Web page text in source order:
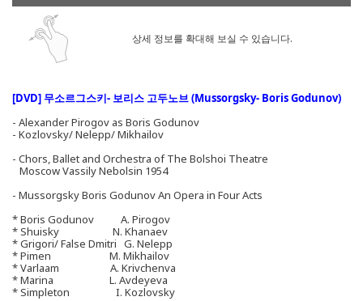
상세 정보를 확대해 보실 수 있습니다.
[DVD] 무소르그스키- 보리스 고두노브 (Mussorgsky- Boris Godunov)
- Alexander Pirogov as Boris Godunov
- Kozlovsky/ Nelepp/ Mikhailov
- Chors, Ballet and Orchestra of The Bolshoi Theatre
Moscow Vassily Nebolsin 1954
- Mussorgsky Boris Godunov An Opera in Four Acts
* Boris Godunov A. Pirogov
* Shuisky N. Khanaev
* Grigori/ False Dmitri G. Nelepp
* Pimen M. Mikhailov
* Varlaam A. Krivchenva
* Marina L. Avdeyeva
* Simpleton I. Kozlovsky